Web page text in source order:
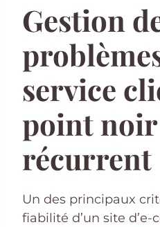
Gestion
service
point noir
récurrent
Un des principaux
fiabilité d’un site